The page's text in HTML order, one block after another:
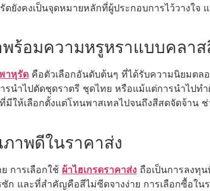
ยังคงเป็นจุดหมายหลักที่ผู้ประกอบการไว้วางใจ
ร้อมความหรูหราแบบคลาส
าหุรัด คือตัวเลือกอันดับต้นๆ ที่ได้รับความนิยมตล
นำไปตัดชุดราตรี ชุดไทย หรือแม้แต่การนำไปท
ให้เลือกตั้งแต่โทนพาสเทลไปจนถึงสีสดจัดจ้าน
าพดีในราคาส่ง
การเลือกใช้ ผ้าไฮเกรดราคาส่ง ถือเป็นการลงทุ
ก และที่สำคัญคือสีไม่ซีดจางง่าย การเลือกซื้อใ